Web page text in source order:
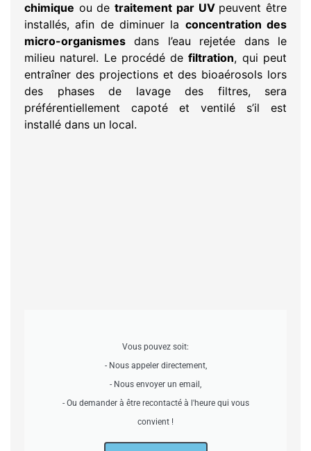
chimique ou detraitement par UV peuvent être
installés, afin de diminuer la concentration des
micro-organismes dans l’eau rejetée dans le
milieu naturel. Le procédé defiltration, qui peut
entraîner des projections et des bioaérosols lors
des phases de lavage des filtres, sera
préférentiellement capoté et ventilé s’il est
installé dans un local.
Vous pouvez soit:
- Nous appeler directement,
- Nous envoyer un email,
- Ou demander à être recontacté à l'heure qui vous
convient !